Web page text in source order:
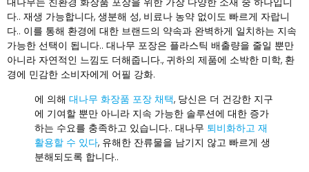
다.. 재생 가능합니다, 생분해 성, 비료나 농약 없이도 빠르게 자랍니
다.. 이를 통해 환경에 대한 브랜드의 약속과 완벽하게 일치하는 지속
가능한 선택이 됩니다.. 대나무 포장은 플라스틱 배출량을 줄일 뿐만
아니라 자연적인 느낌도 더해줍니다., 귀하의 제품에 소박한 미학, 환
경에 민감한 소비자에게 어필 강화.
에 의해 대나무 화장품 포장 채택, 당신은 더 건강한 지구
에 기여할 뿐만 아니라 지속 가능한 솔루션에 대한 증가
하는 수요를 충족하고 있습니다.. 대나무 퇴비화하고 재
활용할 수 있다, 유해한 잔류물을 남기지 않고 빠르게 생
분해되도록 합니다..